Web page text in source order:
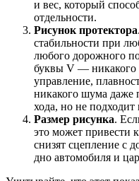
и вес, который
отдельности.
Рисунок протектора
стабильности при
любого дорожного
буквы V — никакого
управление,
никакого шума даже
хода, но не
Размер рисунка.
это может привести
снизят сцепление с
дно автомобиля и